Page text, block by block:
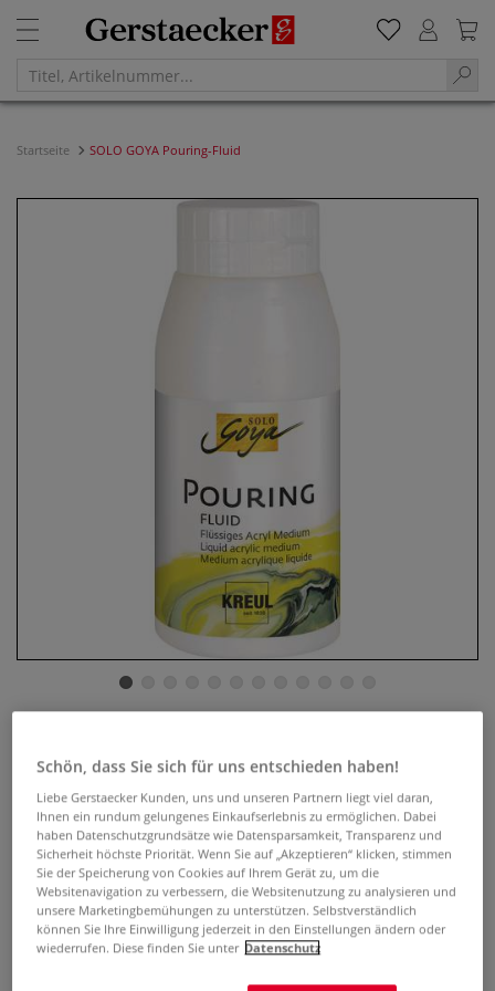
Startseite SOLO GOYA Pouring-Fluid
3 Bewertungen
SOLO GOYA Pouring-Fluid ist ideal geeignet für spektakuläre
Effekte bei verschiedenen Pouring-Methoden. Pur
verwendbar als transparenter, hochglänzender Lack.
Erhältlich in verschiedenen Gebindegrößen.
Mehr
Schön, dass Sie sich für uns entschieden haben!
Liebe Gerstaecker Kunden, uns und unseren Partnern liegt viel daran,
Ihnen ein rundum gelungenes Einkaufserlebnis zu ermöglichen. Dabei
haben Datenschutzgrundsätze wie Datensparsamkeit, Transparenz und
Sicherheit höchste Priorität. Wenn Sie auf „Akzeptieren“ klicken, stimmen
Sie der Speicherung von Cookies auf Ihrem Gerät zu, um die
Websitenavigation zu verbessern, die Websitenutzung zu analysieren und
unsere Marketingbemühungen zu unterstützen. Selbstverständlich
können Sie Ihre Einwilligung jederzeit in den Einstellungen ändern oder
wiederrufen. Diese finden Sie unter Datenschutz